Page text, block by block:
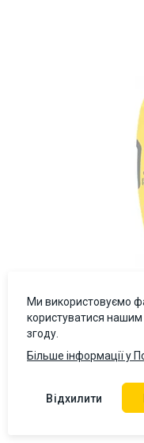
Детектор
Оцінити
Ми використовуємо
користуватися нашим
згоду.
Більше інформації у
Відхилити